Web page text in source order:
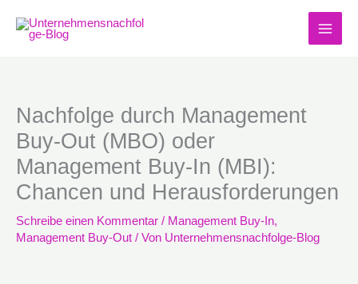
Inhalt
springen
Nachfolge durch Management
Buy-Out (MBO) oder
Management Buy-In (MBI):
Chancen und Herausforderungen
Schreibe einen Kommentar / Management Buy-In,
Management Buy-Out / Von Unternehmensnachfolge-Blog